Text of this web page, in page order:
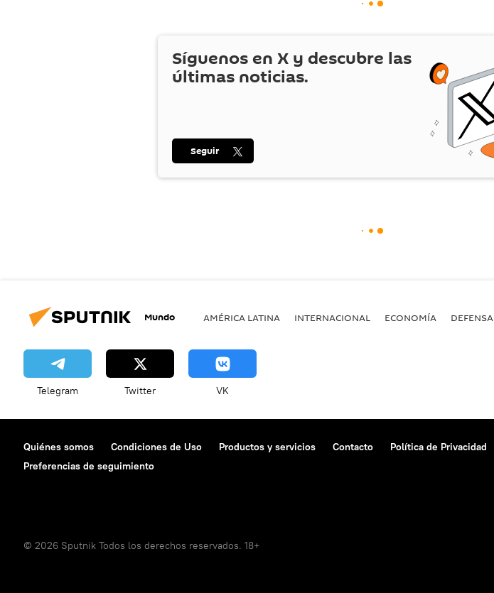
Síguenos en X y descubre las
últimas noticias.
Seguir
Mundo AMÉRICA LATINA INTERNACIONAL ECONOMÍA DEFENSA
Telegram Twitter VK
Quiénes somos Condiciones de Uso Productos y servicios Contacto Política de Privacidad
Preferencias de seguimiento
© 2026 Sputnik Todos los derechos reservados. 18+